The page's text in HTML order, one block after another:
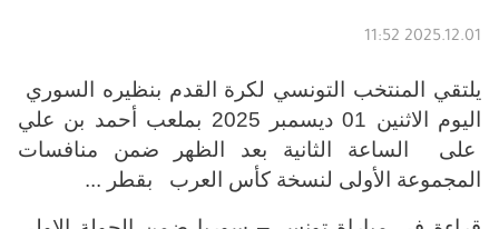
2025.12.01 11:52
يلتقي المنتخب التونسي لكرة القدم بنظيره السوري
اليوم الاثنين 01 ديسمبر 2025 بملعب أحمد بن علي
على الساعة الثانية بعد الظهر ضمن منافسات
المجموعة الأولى لنسخة كأس العرب
بقطر ...